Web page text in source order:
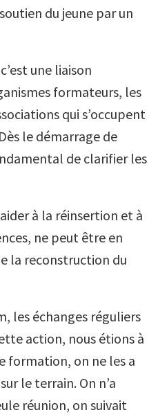
du jeune par un
une liaison
formateurs, les
qui s’occupent
le démarrage de
de clarifier les
à la réinsertion et à
ne peut être en
la reconstruction du
les échanges réguliers
action, nous étions à
formation, on ne les a
le terrain. On n’a
réunion, on suivait